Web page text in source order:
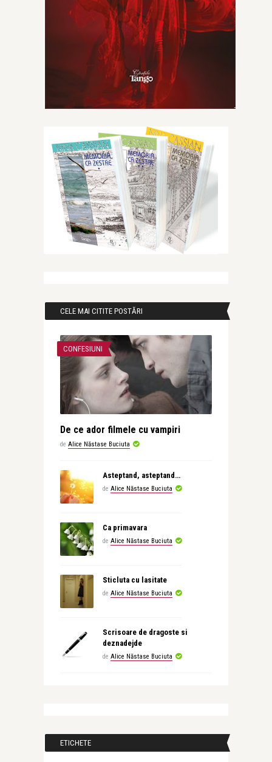
CELE MAI CITITE POSTĂRI
CONFESIUNI
De ce ador filmele cu vampiri
de Alice Năstase Buciuta
Asteptand, asteptand…
de Alice Năstase Buciuta
Ca primavara
de Alice Năstase Buciuta
Sticluta cu lasitate
de Alice Năstase Buciuta
Scrisoare de dragoste si
deznadejde
de Alice Năstase Buciuta
ETICHETE